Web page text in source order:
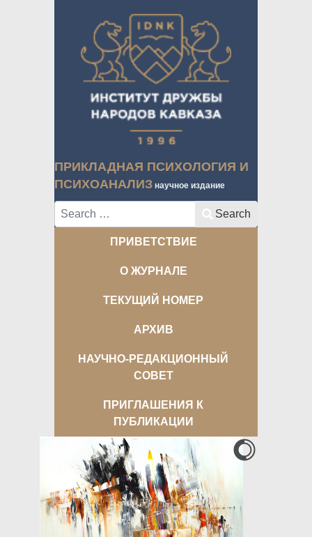
ПРИКЛАДНАЯ ПСИХОЛОГИЯ И
ПСИХОАНАЛИЗ научное издание
Search Search
ПРИВЕТСТВИЕ
О ЖУРНАЛЕ
ТЕКУЩИЙ НОМЕР
АРХИВ
НАУЧНО-РЕДАКЦИОННЫЙ
СОВЕТ
ПРИГЛАШЕНИЯ К
ПУБЛИКАЦИИ